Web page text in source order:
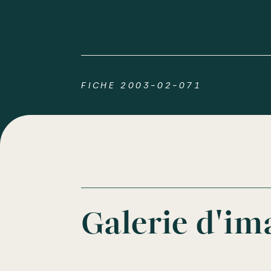
FICHE 2003-02-071
Galerie